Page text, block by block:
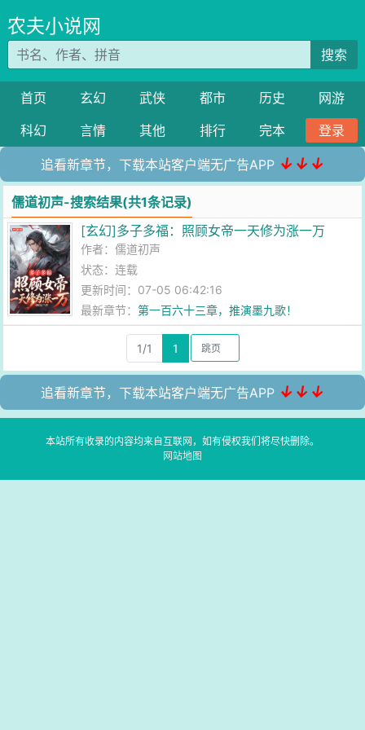
农夫小说网
搜索
首页 玄幻 武侠 都市 历史
网游
科幻
言情 其他 排行 完本 登录
追看新章节，下载本站客户端无广告APP ↓↓↓
儒道初声-搜索结果(共1条记录)
[玄幻]多子多福：照顾女帝一天修为涨一万
作者：儒道初声
状态：连载
更新时间：07-05 06:42:16
最新章节：第一百六十三章，推演墨九歌！
1/1 1
追看新章节，下载本站客户端无广告APP ↓↓↓
本站所有收录的内容均来自互联网，如有侵权我们将尽快删除。
网站地图